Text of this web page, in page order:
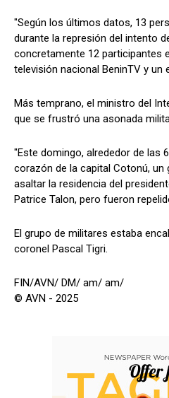
"Según los últimos datos, 13
durante la represión del intento
concretamente 12 participantes
televisión nacional BeninTV y un
Más temprano, el ministro del
que se frustró una asonada
"Este domingo, alrededor de las
corazón de la capital Cotonú,
asaltar la residencia del
Patrice Talon, pero fueron
El grupo de militares estaba
coronel Pascal Tigri.
FIN/AVN/ DM/ am/ am/
© AVN - 2025